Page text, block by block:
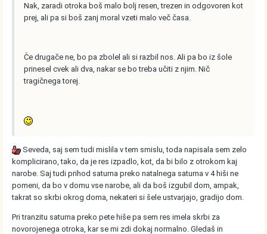
Nak, zaradi otroka boš malo bolj resen, trezen in odgovoren kot
prej, ali pa si boš zanj moral vzeti malo več časa.
Če drugače ne, bo pa zbolel ali si razbil nos. Ali pa bo iz šole
prinesel cvek ali dva, nakar se bo treba učiti z njim. Nič
tragičnega torej.
Seveda, saj sem tudi mislila v tem smislu, toda napisala sem zelo
komplicirano, tako, da je res izpadlo, kot, da bi bilo z otrokom kaj
narobe. Saj tudi prihod saturna preko natalnega saturna v 4 hiši ne
pomeni, da bo v domu vse narobe, ali da boš izgubil dom, ampak,
takrat so skrbi okrog doma, nekateri si šele ustvarjajo, gradijo dom.
Pri tranzitu saturna preko pete hiše pa sem res imela skrbi za
novorojenega otroka, kar se mi zdi dokaj normalno. Gledaš in